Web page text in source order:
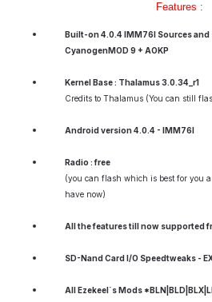
Features :
Built-on 4.0.4 IMM76I Sources
CyanogenMOD 9 + AOKP
Kernel Base : Thalamus 3.0.34_r1
Credits to Thalamus (You can still
Android version 4.0.4 - IMM76I
Radio : free
(you can flash which is best for you
have now)
All the features till now supported
SD-Nand Card I/O Speedtweaks -
All Ezekeel`s Mods